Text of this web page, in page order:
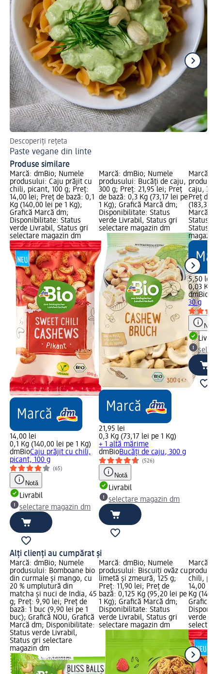
Descoperiți rețeta
Paste vegane din linte
Produse similare
Marcă: dmBio; Numele
produsului: Caju prăjit cu
chili, picant, 100 g; Preț:
14,00 lei; Preț de bază: 0,1
Kg (140,00 lei pe 1 Kg);
Grafică Marcă dm;
Disponibilitate: Status
verde Livrabil, Status gri
selectare magazin dm
14,00 lei
0,1 Kg (140,00 lei pe 1 Kg)
dmBioCaju prăjit cu chili,
picant, 100 g
(65)
Notă
Livrabil
selectare magazin dm
Marcă: dmBio; Numele
produsului: Bucăți de caju,
300 g; Preț: 21,95 lei; Preț
de bază: 0,3 Kg (73,17 lei pe
1 Kg); Grafică Marcă dm;
Disponibilitate: Status
verde Livrabil, Status gri
selectare magazin dm
21,95 lei
0,3 Kg (73,17 lei pe 1 Kg)
+ 1 altă mărime
dmBioBucăți de caju, 300 g
(526)
Notă
Livrabil
selectare magazin dm
Marcă:
caju, 30
Preț de
(183,33
Marcă
Status
Status
5,50 lei
0,03 Kg
dmBio
30 g
Notă
Alți clienți au cumpărat și
Marcă: dmBio; Numele
produsului: Bomboane bio
din curmale și mango, cu
20 % umplutură din
matcha și nuci de India, 45
g; Preț: 9,90 lei; Preț de
bază: 1 buc (9,90 lei pe 1
buc); Grafică NOU, Grafică
Marcă dm; Disponibilitate:
Status verde Livrabil,
Status gri selectare
magazin dm
Marcă: dmBio; Numele
produsului: Biscuiți ovăz cu
limetă și zmeură, 125 g;
Preț: 11,90 lei; Preț de
bază: 0,125 Kg (95,20 lei pe
1 Kg); Grafică Marcă dm;
Disponibilitate: Status
verde Livrabil, Status gri
selectare magazin dm
Marcă:
chili,
14,00
Kg
Grafică
verde